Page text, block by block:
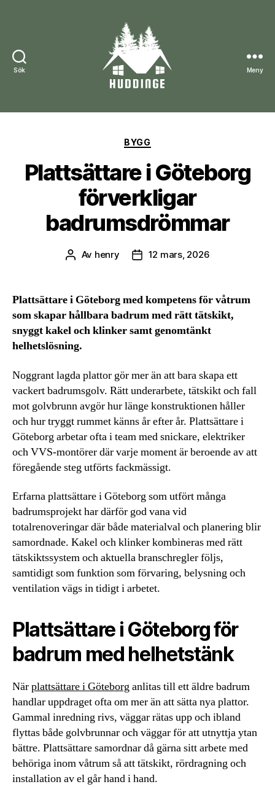
Sök Meny
Kategorier
BYGG
Plattsättare i Göteborg
förverkligar
badrumsdrömmar
Inläggsförfattare
Av henry Inläggsdatum
12 mars, 2026
Plattsättare i Göteborg med kompetens för våtrum
som skapar hållbara badrum med rätt tätskikt,
snyggt kakel och klinker samt genomtänkt
helhetslösning.
Noggrant lagda plattor gör mer än att bara skapa ett
vackert badrumsgolv. Rätt underarbete, tätskikt och fall
mot golvbrunn avgör hur länge konstruktionen håller
och hur tryggt rummet känns år efter år. Plattsättare i
Göteborg arbetar ofta i team med snickare, elektriker
och VVS-montörer där varje moment är beroende av att
föregående steg utförts fackmässigt.
Erfarna plattsättare i Göteborg som utfört många
badrumsprojekt har därför god vana vid
totalrenoveringar där både materialval och planering blir
samordnade. Kakel och klinker kombineras med rätt
tätskiktssystem och aktuella branschregler följs,
samtidigt som funktion som förvaring, belysning och
ventilation vägs in tidigt i arbetet.
Plattsättare i Göteborg för
badrum med helhetstänk
Närplattsättare i Göteborganlitas till ett äldre badrum
handlar uppdraget ofta om mer än att sätta nya plattor.
Gammal inredning rivs, väggar rätas upp och ibland
flyttas både golvbrunnar och väggar för att utnyttja ytan
bättre. Plattsättare samordnar då gärna sitt arbete med
behöriga inom våtrum så att tätskikt, rördragning och
installation av el går hand i hand.